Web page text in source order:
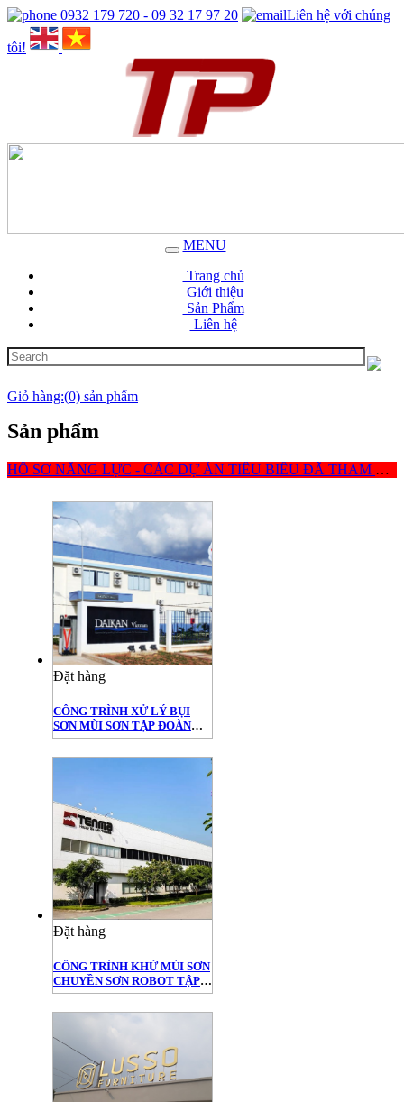
0932 179 720 - 09 32 17 97 20 Liên hệ với chúng
tôi!
MENU
Trang chủ
Giới thiệu
Sản Phẩm
Liên hệ
Giỏ hàng:(0) sản phẩm
Sản phẩm
HỒ SƠ NĂNG LỰC - CÁC DỰ ÁN TIÊU BIỂU ĐÃ THAM GIA
Đặt hàng
CÔNG TRÌNH XỬ LÝ BỤI
SƠN MÙI SƠN TẬP ĐOÀN
DAIKAN NHẬT BẢN
Đặt hàng
CÔNG TRÌNH KHỬ MÙI SƠN
CHUYỀN SƠN ROBOT TẬP
ĐOÀN TENMA TẠI BIÊN
HÒA